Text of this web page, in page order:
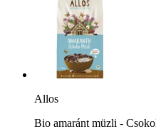
Allos
Bio amaránt müzli -